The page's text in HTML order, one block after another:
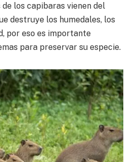
de los capibaras vienen del
destruye los humedales, los
por eso es importante
para preservar su especie.